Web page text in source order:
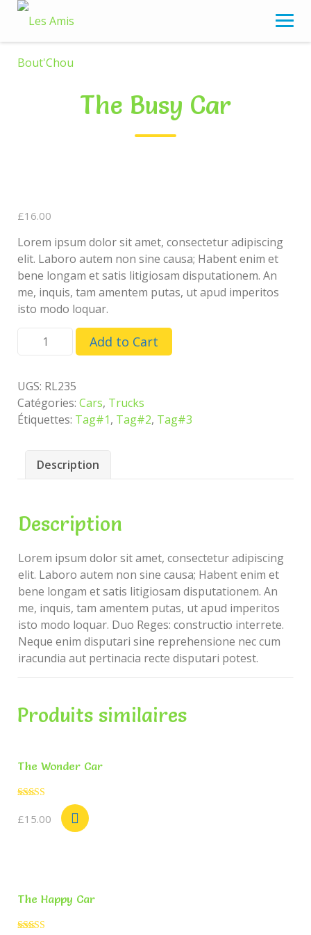
Skip
content
The Busy Car
£16.00
Lorem ipsum dolor sit amet, consectetur adipiscing
elit. Laboro autem non sine causa; Habent enim et
bene longam et satis litigiosam disputationem. An
me, inquis, tam amentem putas, ut apud imperitos
isto modo loquar.
quantité
Busy
Car
Add to Cart
UGS: RL235
Catégories: Cars, Trucks
Étiquettes: Tag#1, Tag#2, Tag#3
Description
Description
Lorem ipsum dolor sit amet, consectetur adipiscing
elit. Laboro autem non sine causa; Habent enim et
bene longam et satis litigiosam disputationem. An
me, inquis, tam amentem putas, ut apud imperitos
isto modo loquar. Duo Reges: constructio interrete.
Neque enim disputari sine reprehensione nec cum
iracundia aut pertinacia recte disputari potest.
Produits similaires
The Wonder Car
5.00
sur 5
£15.00
The Happy Car